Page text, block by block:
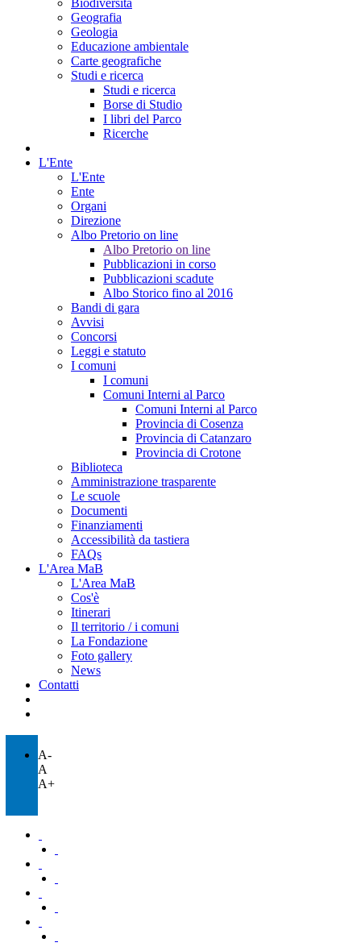
Geografia
Geologia
Educazione ambientale
Carte geografiche
Studi e ricerca
Studi e ricerca
Borse di Studio
I libri del Parco
Ricerche
L'Ente
L'Ente
Ente
Organi
Direzione
Albo Pretorio on line
Albo Pretorio on line
Pubblicazioni in corso
Pubblicazioni scadute
Albo Storico fino al 2016
Bandi di gara
Avvisi
Concorsi
Leggi e statuto
I comuni
I comuni
Comuni Interni al Parco
Comuni Interni al Parco
Provincia di Cosenza
Provincia di Catanzaro
Provincia di Crotone
Biblioteca
Amministrazione trasparente
Le scuole
Documenti
Finanziamenti
Accessibilità da tastiera
FAQs
L'Area MaB
L'Area MaB
Cos'è
Itinerari
Il territorio / i comuni
La Fondazione
Foto gallery
News
Contatti
A-
A
A+